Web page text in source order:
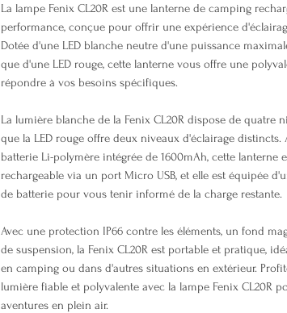
La lampe Fenix CL20R est une lanterne de camping
performance, conçue pour offrir une expérience
Dotée d'une LED blanche neutre d'une puissance
que d'une LED rouge, cette lanterne vous offre une
répondre à vos besoins spécifiques.
La lumière blanche de la Fenix CL20R dispose de quatre
que la LED rouge offre deux niveaux d'éclairage distincts.
batterie Li-polymère intégrée de 1600mAh, cette lanterne
rechargeable via un port Micro USB, et elle est équipée
de batterie pour vous tenir informé de la charge restante.
Avec une protection IP66 contre les éléments, un fond
de suspension, la Fenix CL20R est portable et pratique,
en camping ou dans d'autres situations en extérieur.
lumière fiable et polyvalente avec la lampe Fenix CL20R
aventures en plein air.